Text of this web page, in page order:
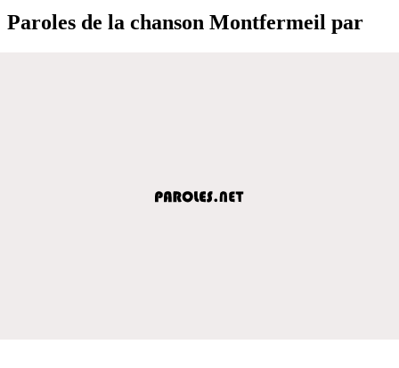
Paroles de la chanson Montfermeil par